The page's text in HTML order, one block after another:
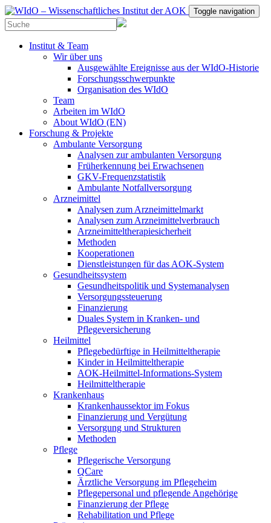
Toggle navigation
Institut & Team
Wir über uns
Ausgewählte Ereignisse aus der WIdO-Historie
Forschungsschwerpunkte
Organisation des WIdO
Team
Arbeiten im WIdO
About WIdO (EN)
Forschung & Projekte
Ambulante Versorgung
Analysen zur ambulanten Versorgung
Früherkennung bei Erwachsenen
GKV-Frequenzstatistik
Ambulante Notfallversorgung
Arzneimittel
Analysen zum Arzneimittelmarkt
Analysen zum Arzneimittelverbrauch
Arzneimitteltherapiesicherheit
Methoden
Kooperationen
Dienstleistungen für das AOK-System
Gesundheitssystem
Gesundheitspolitik und Systemanalysen
Versorgungssteuerung
Finanzierung
Duales System in Kranken- und
Pflegeversicherung
Heilmittel
Pflegebedürftige in Heilmitteltherapie
Kinder in Heilmitteltherapie
AOK-Heilmittel-Informations-System
Heilmitteltherapie
Krankenhaus
Krankenhaussektor im Fokus
Finanzierung und Vergütung
Versorgung und Strukturen
Methoden
Pflege
Pflegerische Versorgung
QCare
Ärztliche Versorgung im Pflegeheim
Pflegepersonal und pflegende Angehörige
Finanzierung der Pflege
Rehabilitation und Pflege